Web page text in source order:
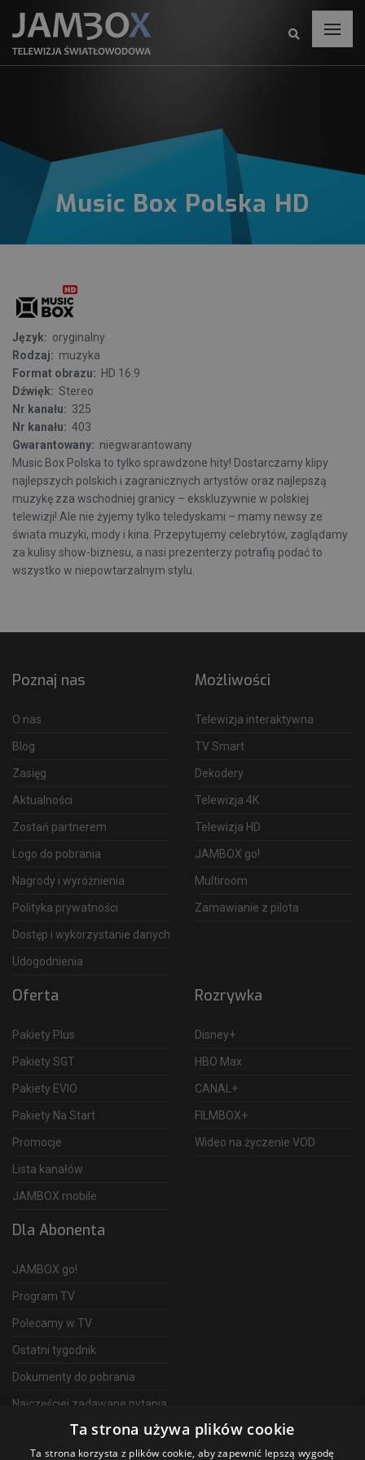
Music Box Polska HD
Język: oryginalny
Rodzaj: muzyka
Format obrazu: HD 16:9
Dźwięk: Stereo
Nr kanału: 325
Nr kanału: 403
Gwarantowany: niegwarantowany
Music Box Polska to tylko sprawdzone hity! Dostarczamy klipy
najlepszych polskich i zagranicznych artystów oraz najlepszą
muzykę zza wschodniej granicy – ekskluzywnie w polskiej
telewizji! Ale nie żyjemy tylko teledyskami – mamy newsy ze
świata muzyki, mody i kina. Przepytujemy celebrytów, zaglądamy
za kulisy show-biznesu, a nasi prezenterzy potrafią podać to
wszystko w niepowtarzalnym stylu.
Poznaj nas
O nas
Blog
Zasięg
Aktualności
Zostań partnerem
Logo do pobrania
Nagrody i wyróżnienia
Polityka prywatności
Dostęp i wykorzystanie danych
Udogodnienia
Możliwości
Telewizja interaktywna
TV Smart
Dekodery
Telewizja 4K
Telewizja HD
JAMBOX go!
Multiroom
Zamawianie z pilota
Oferta
Pakiety Plus
Pakiety SGT
Pakiety EVIO
Pakiety Na Start
Promocje
Lista kanałów
JAMBOX mobile
Rozrywka
Disney+
HBO Max
CANAL+
FILMBOX+
Wideo na życzenie VOD
Dla Abonenta
JAMBOX go!
Program TV
Polecamy w TV
Ostatni tygodnik
Dokumenty do pobrania
Najczęściej zadawane pytania
Telewizja Światłowodowa
Ta strona używa plików cookie
Ta strona korzysta z plików cookie, aby zapewnić lepszą wygodę